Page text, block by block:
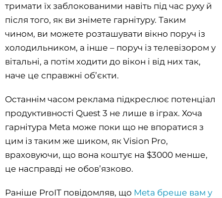
тримати їх заблокованими навіть під час руху й
після того, як ви знімете гарнітуру. Таким
чином, ви можете розташувати вікно поруч із
холодильником, а інше – поруч із телевізором у
вітальні, а потім ходити до вікон і від них так,
наче це справжні об’єкти.
Останнім часом реклама підкреслює потенціал
продуктивності Quest 3 не лише в іграх. Хоча
гарнітура Meta може поки що не впоратися з
цим із таким же шиком, як Vision Pro,
враховуючи, що вона коштує на $3000 менше,
це насправді не обов’язково.
Раніше ProIT повідомляв, що Meta бреше вам у